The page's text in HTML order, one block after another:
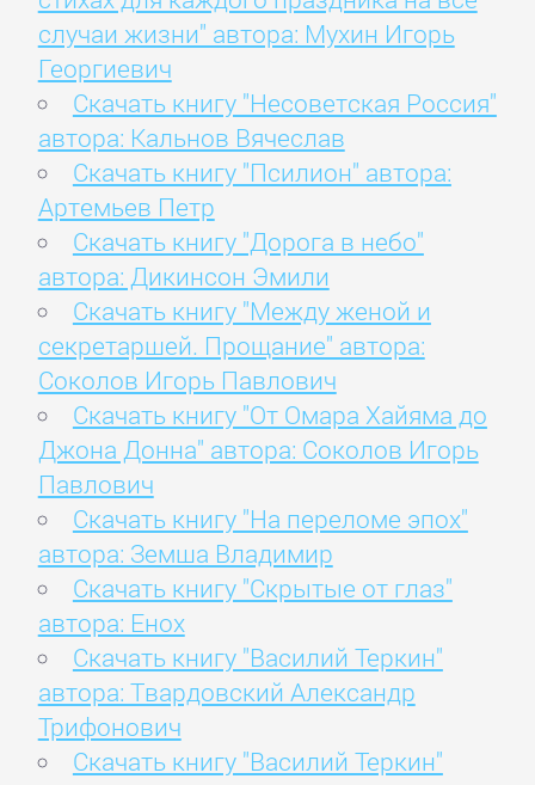
случаи жизни" автора: Мухин Игорь
Георгиевич
Скачать книгу "Несоветская Россия"
автора: Кальнов Вячеслав
Скачать книгу "Псилион" автора:
Артемьев Петр
Скачать книгу "Дорога в небо"
автора: Дикинсон Эмили
Скачать книгу "Между женой и
секретаршей. Прощание" автора:
Соколов Игорь Павлович
Скачать книгу "От Омара Хайяма до
Джона Донна" автора: Соколов Игорь
Павлович
Скачать книгу "На переломе эпох"
автора: Земша Владимир
Скачать книгу "Скрытые от глаз"
автора: Енох
Скачать книгу "Василий Теркин"
автора: Твардовский Александр
Трифонович
Скачать книгу "Василий Теркин"